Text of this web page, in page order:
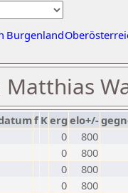
Burgenland
Matthias
f Kerg elo+/-
0
800
0
800
0
800
0
800